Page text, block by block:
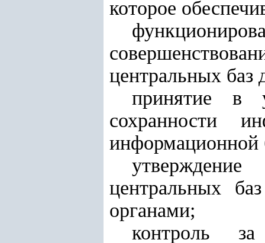
которое
центральных баз
принятие в
сохранности
информационной
центральных
органами;
контроль за